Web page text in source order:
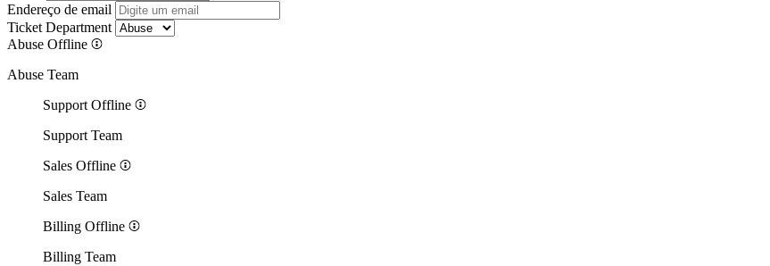
Endereço de email
Ticket Department
Abuse Offline
Abuse Team
Support Offline
Support Team
Sales Offline
Sales Team
Billing Offline
Billing Team